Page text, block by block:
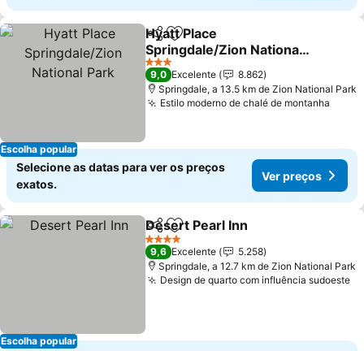
Escolha popular
PartilharAdicionar aos favoritos
Hyatt Place
Springdale/Zion National
Park
Ver preços
3 Estrelas
9,0 Excelente
8.862
Springdale, a 13.5 km de Zion National Park
Estilo moderno de chalé de montanha
Selecione as datas para ver os preços
exatos.
Ver preços
Escolha popular
PartilharAdicionar aos favoritos
Desert Pearl Inn
4 Estrelas
9,6 Excelente
5.258
Springdale, a 12.7 km de Zion National Park
Design de quarto com influência sudoeste